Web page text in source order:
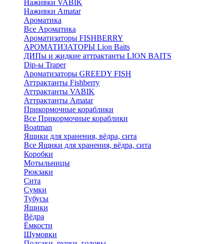
Наживки VABIK
Наживки Amatar
Ароматика
Все Ароматика
Ароматизаторы FISHBERRY
АРОМАТИЗАТОРЫ Lion Baits
ДИПы и жидкие аттрактанты LION BAITS
Dip-ы Traper
Ароматизаторы GREEDY FISH
Аттрактанты Fishberry
Аттрактанты VABIK
Аттрактанты Amatar
Прикормочные кораблики
Все Прикормочные кораблики
Boatman
Ящики для хранения, вёдра, сита
Все Ящики для хранения, вёдра, сита
Коробки
Мотыльницы
Рюкзаки
Сита
Сумки
Тубусы
Ящики
Вёдра
Ёмкости
Шумовки